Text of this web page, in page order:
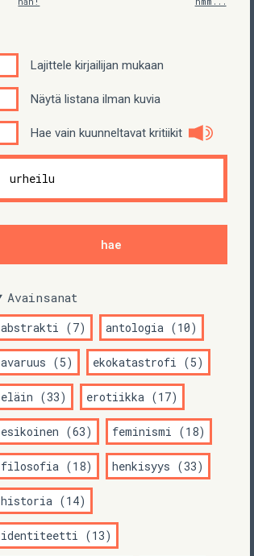
Lajittele kirjailijan mukaan
Näytä listana ilman kuvia
Hae vain kuunneltavat kritiikit
Avainsanat
abstrakti (7) antologia (10)
avaruus (5) ekokatastrofi (5)
eläin (33) erotiikka (17)
esikoinen (63) feminismi (18)
filosofia (18) henkisyys (33)
historia (14)
identiteetti (13)